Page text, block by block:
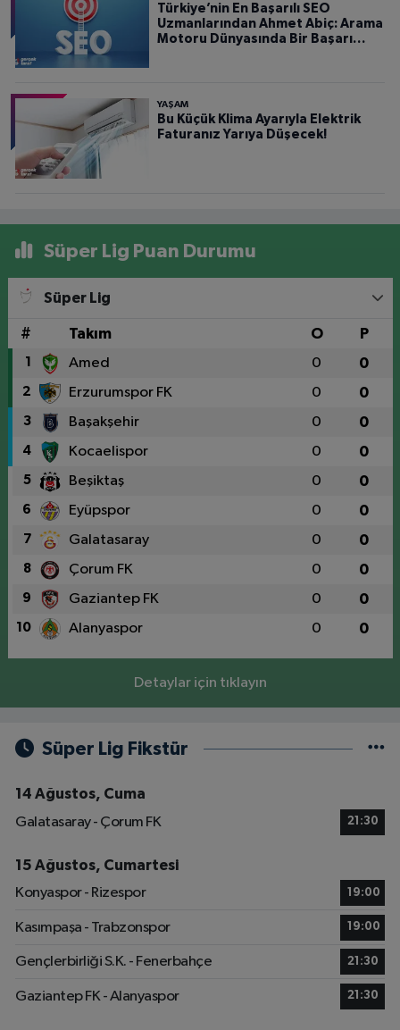
Türkiye’nin En Başarılı SEO
Uzmanlarından Ahmet Abiç: Arama
Motoru Dünyasında Bir Başarı
YAŞAM
Bu Küçük Klima Ayarıyla Elektrik
Faturanız Yarıya Düşecek!
Süper Lig Puan Durumu
Süper Lig
# Takım O P
1 Amed 0 0
2 Erzurumspor FK 0 0
3 Başakşehir 0 0
4 Kocaelispor 0 0
5 Beşiktaş 0 0
6 Eyüpspor 0 0
7 Galatasaray 0 0
8 Çorum FK 0 0
9 Gaziantep FK 0 0
10 Alanyaspor 0 0
Detaylar için tıklayın
Süper Lig Fikstür
14 Ağustos, Cuma
Galatasaray - Çorum FK
21:30
15 Ağustos, Cumartesi
Konyaspor - Rizespor
19:00
Kasımpaşa - Trabzonspor 19:00
Gençlerbirliği S.K. - Fenerbahçe 21:30
Gaziantep FK - Alanyaspor 21:30